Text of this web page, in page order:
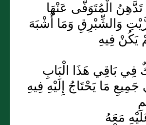
الْمُتَوَفَّى عَنْهَا
وَالشِّبْرِقِ وَمَا أَشْبَهَ
يَكُنْ فِيهِ
فِي بَاقِي هَذَا الْبَابِ
مَا يَحْتَاجُ إِلَيْهِ فِيهِ
مَعَهُ